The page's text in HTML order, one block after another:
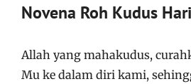
Novena Roh Kudus
Allah yang mahakudus,
Mu ke dalam diri kami,